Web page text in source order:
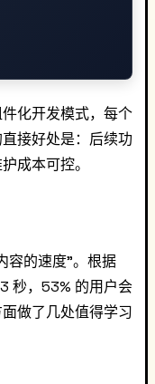
化开发模式，每个
接好处是：后续功
成本可控。
容的速度"。根据
秒，53% 的用户会
做了几处值得学习